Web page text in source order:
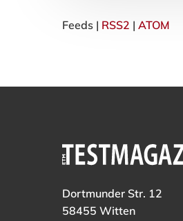
Feeds | RSS2 | ATOM
Dortmunder Str. 12
58455 Witten